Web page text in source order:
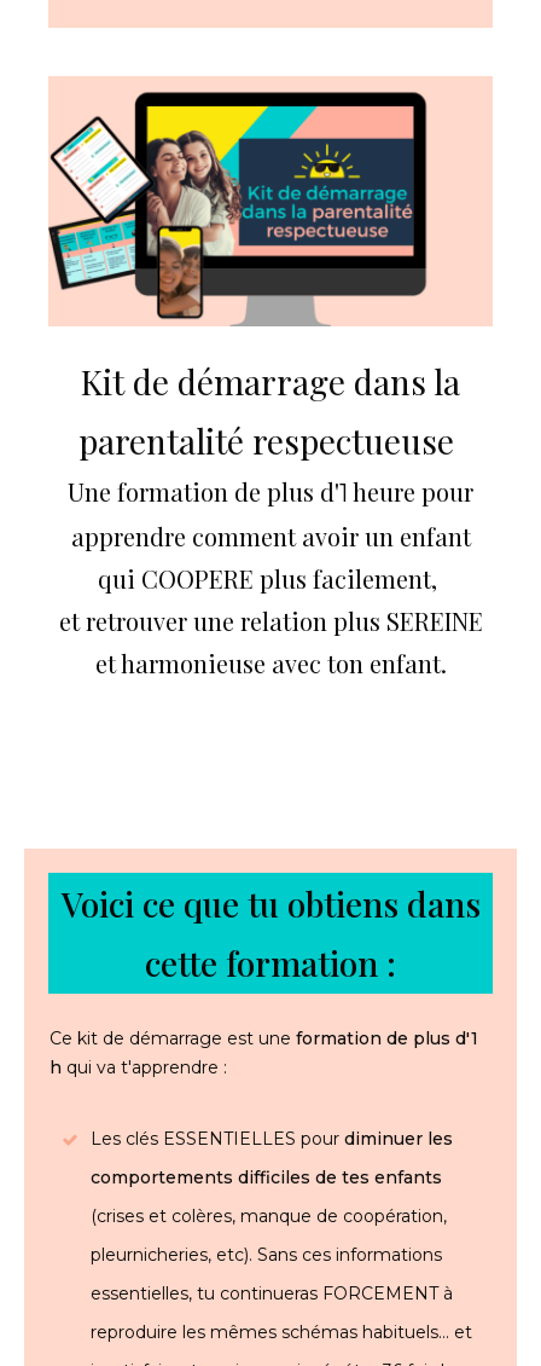
Kit de démarrage dans la
parentalité respectueuse
Une formation de plus d'1 heure pour
apprendre comment avoir un enfant
qui COOPERE plus facilement,
et retrouver une relation plus SEREINE
et harmonieuse avec ton enfant.
Voici ce que tu obtiens dans
cette formation :
Ce kit de démarrage est une formation de plus d'1
h qui va t'apprendre :
Les clés ESSENTIELLES pour diminuer les
comportements difficiles de tes enfants
(crises et colères, manque de coopération,
pleurnicheries, etc). Sans ces informations
essentielles, tu continueras FORCEMENT à
reproduire les mêmes schémas habituels... et